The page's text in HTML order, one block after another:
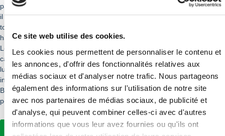
Ce site web utilise des cookies.
Les cookies nous permettent de personnaliser le contenu et
les annonces, d'offrir des fonctionnalités relatives aux
médias sociaux et d'analyser notre trafic. Nous partageons
également des informations sur l'utilisation de notre site
avec nos partenaires de médias sociaux, de publicité et
d'analyse, qui peuvent combiner celles-ci avec d'autres
informations que vous leur avez fournies ou qu'ils ont
particuliers sont considérés comme des déchets ménagers. À ce titre,
il est notamment interdit de brûler dans son jardin : l'herbe issue de la
tonte de pelouse, les feuilles mortes, les résidus d'élagage, de taille de
haies, d'arbustes et de débroussaillage, les épluchures.
Les déchets verts doivent être déposés en déchetterie ou dans le
cadre de la collecte sélective organisée par VGP de porte à porte, le
lundi matin. Ils peuvent également faire l'objet d'un compostage
individuel.
Brûler ses déchets verts dans son jardin peut être puni d'une amende
pouvant aller jusqu'à 450 €.